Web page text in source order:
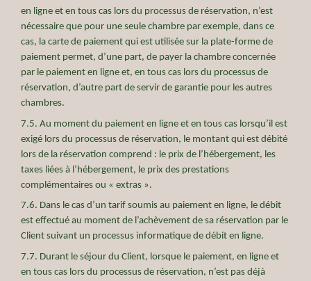
en ligne et en tous cas lors du processus de réservation, n’est
nécessaire que pour une seule chambre par exemple, dans ce
cas, la carte de paiement qui est utilisée sur la plate-forme de
paiement permet, d’une part, de payer la chambre concernée
par le paiement en ligne et, en tous cas lors du processus de
réservation, d’autre part de servir de garantie pour les autres
chambres.
7.5. Au moment du paiement en ligne et en tous cas lorsqu’il est
exigé lors du processus de réservation, le montant qui est débité
lors de la réservation comprend : le prix de l’hébergement, les
taxes liées à l’hébergement, le prix des prestations
complémentaires ou « extras ».
7.6. Dans le cas d’un tarif soumis au paiement en ligne, le débit
est effectué au moment de l’achèvement de sa réservation par le
Client suivant un processus informatique de débit en ligne.
7.7. Durant le séjour du Client, lorsque le paiement, en ligne et
en tous cas lors du processus de réservation, n’est pas déjà